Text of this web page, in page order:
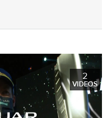
2
VIDEOS